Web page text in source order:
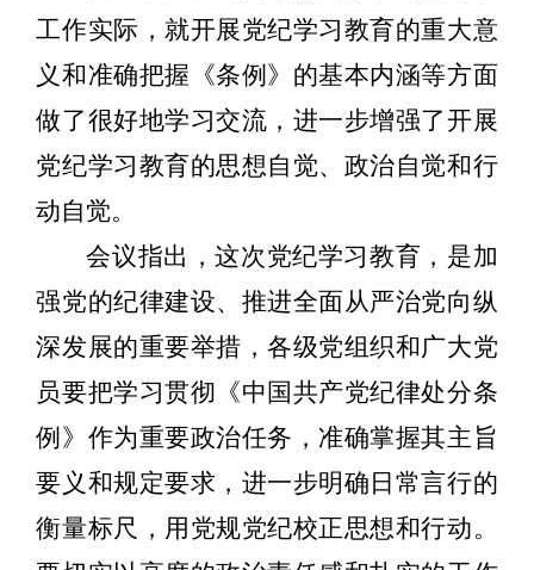
工作实际，就开展党纪学习教育的重大意
义和准确把握《条例》的基本内涵等方面
做了很好地学习交流，进一步增强了开展
党纪学习教育的思想自觉、政治自觉和行
动自觉。
会议指出，这次党纪学习教育，是加
强党的纪律建设、推进全面从严治党向纵
深发展的重要举措，各级党组织和广大党
员要把学习贯彻《中国共产党纪律处分条
例》作为重要政治任务，准确掌握其主旨
要义和规定要求，进一步明确日常言行的
衡量标尺，用党规党纪校正思想和行动。